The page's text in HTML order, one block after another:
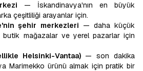
— İskandinavya'nın en büyük
çeşitliliği arayanlar için.
şehir merkezleri — daha küçük
mağazalar ve yerel pazarlar için
Helsinki-Vantaa)— son dakika
Marimekko ürünü almak için pratik bir